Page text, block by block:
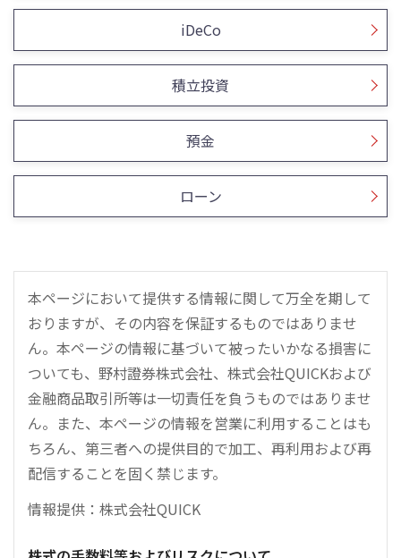
iDeCo
積立投資
預金
ローン
本ページにおいて提供する情報に関して万全を期して
おりますが、その内容を保証するものではありませ
ん。本ページの情報に基づいて被ったいかなる損害に
ついても、野村證券株式会社、株式会社QUICKおよび
金融商品取引所等は一切責任を負うものではありませ
ん。また、本ページの情報を営業に利用することはも
ちろん、第三者への提供目的で加工、再利用および再
配信することを固く禁じます。
情報提供：株式会社QUICK